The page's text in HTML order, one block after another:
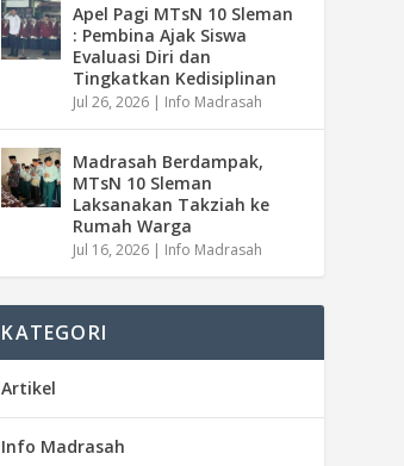
Apel Pagi MTsN 10 Sleman
: Pembina Ajak Siswa
Evaluasi Diri dan
Tingkatkan Kedisiplinan
Jul 26, 2026 | Info Madrasah
Madrasah Berdampak,
MTsN 10 Sleman
Laksanakan Takziah ke
Rumah Warga
Jul 16, 2026 | Info Madrasah
KATEGORI
Artikel
Info Madrasah